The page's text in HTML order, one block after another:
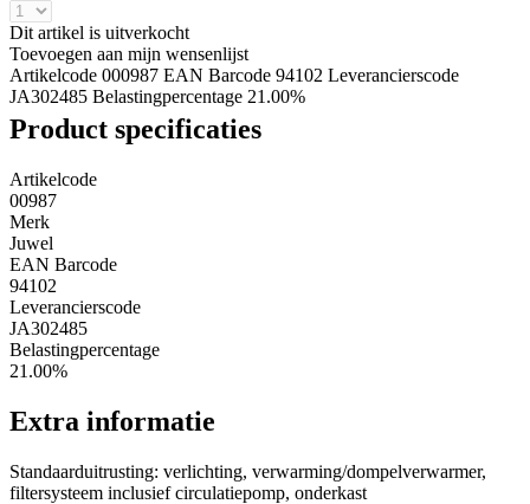
Dit artikel is uitverkocht
Toevoegen aan mijn wensenlijst
Artikelcode 000987 EAN Barcode 94102 Leverancierscode
JA302485 Belastingpercentage 21.00%
Product specificaties
Artikelcode
00987
Merk
Juwel
EAN Barcode
94102
Leverancierscode
JA302485
Belastingpercentage
21.00%
Extra informatie
Standaarduitrusting: verlichting, verwarming/dompelverwarmer,
filtersysteem inclusief circulatiepomp, onderkast